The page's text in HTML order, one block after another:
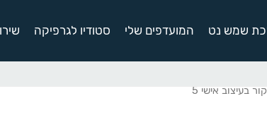
שמש נט המועדפים שלי סטודיו לגרפיקה
בעיצוב אישי 5